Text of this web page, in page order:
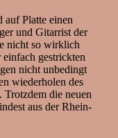
auf Platte einen
und Gitarrist der
nicht so wirklich
gestrickten
nicht unbedingt
wiederholen des
die neuen
aus der Rhein-